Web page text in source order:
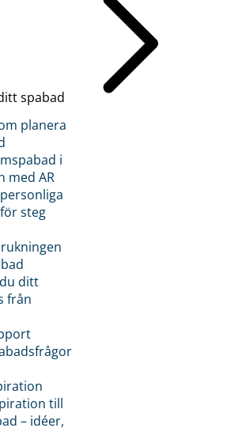
spabad
planera
i
med AR
steg
ditt
från
till
– idéer,